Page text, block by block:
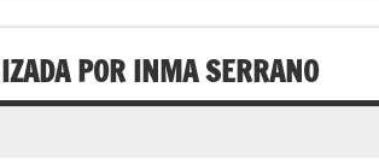
POR INMA SERRANO